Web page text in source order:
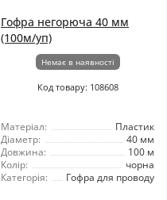
Гофра негорюча 40 мм
(100м/уп)
Немає в наявності
Код товару: 108608
Матеріал:
Пластик
Діаметр:
40 мм
Довжина:
100 м
Колір:
чорна
Категорія:
Гофра для проводу